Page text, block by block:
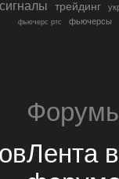
трейдинг
фьючерс ртс фьючерсы
Лента